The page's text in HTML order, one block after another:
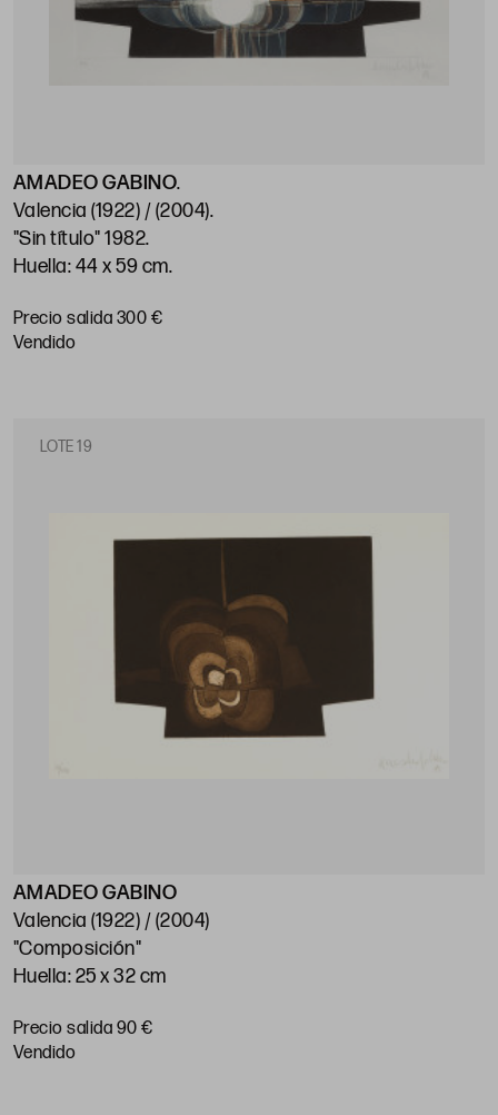
AMADEO GABINO.
Valencia (1922) / (2004).
"Sin título" 1982.
Huella: 44 x 59 cm.
Precio salida 300 €
vendido
LOTE 19
AMADEO GABINO
Valencia (1922) / (2004)
"Composición"
Huella: 25 x 32 cm
Precio salida 90 €
vendido